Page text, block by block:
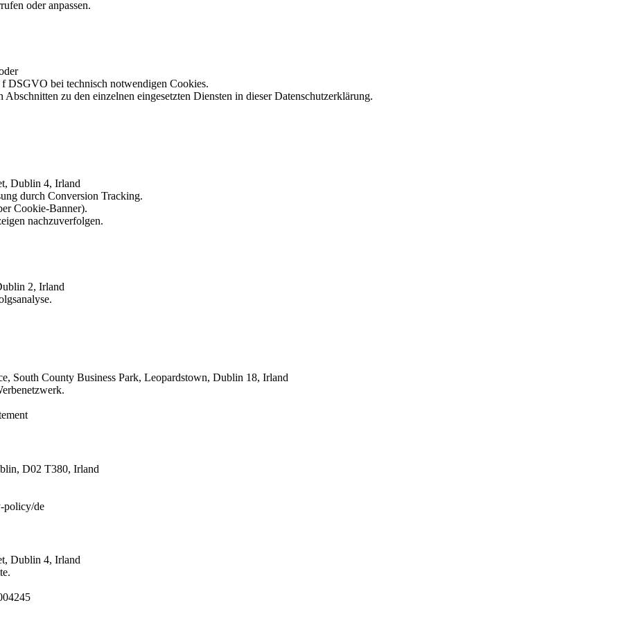
oder anpassen.
DSGVO bei technisch notwendigen Cookies.
zu den einzelnen eingesetzten Diensten in dieser Datenschutzerklärung.
Dublin 4, Irland
durch Conversion Tracking.
Cookie-Banner).
nachzuverfolgen.
2, Irland
South County Business Park, Leopardstown, Dublin 18, Irland
D02 T380, Irland
policy/de
Dublin 4, Irland